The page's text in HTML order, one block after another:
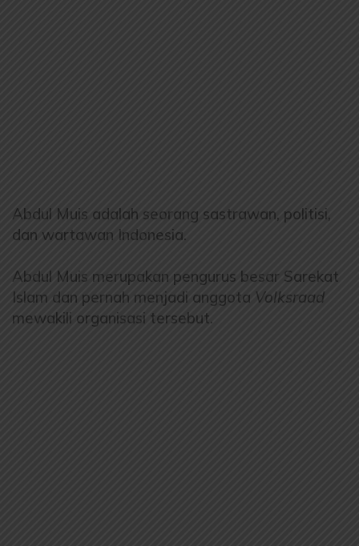
Abdul Muis adalah seorang sastrawan, politisi,
dan wartawan Indonesia.
Abdul Muis merupakan pengurus besar Sarekat
Islam dan pernah menjadi anggota Volksraad
mewakili organisasi tersebut.